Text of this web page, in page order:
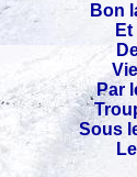
Bon
Par
Sous